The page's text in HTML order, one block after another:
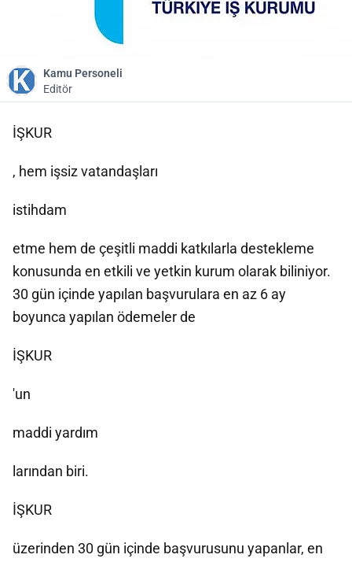
Kamu Personeli
Editör
İŞKUR
, hem işsiz vatandaşları
istihdam
etme hem de çeşitli maddi katkılarla destekleme
konusunda en etkili ve yetkin kurum olarak biliniyor.
30 gün içinde yapılan başvurulara en az 6 ay
boyunca yapılan ödemeler de
İŞKUR
'un
maddi yardım
larından biri.
İŞKUR
üzerinden 30 gün içinde başvurusunu yapanlar, en